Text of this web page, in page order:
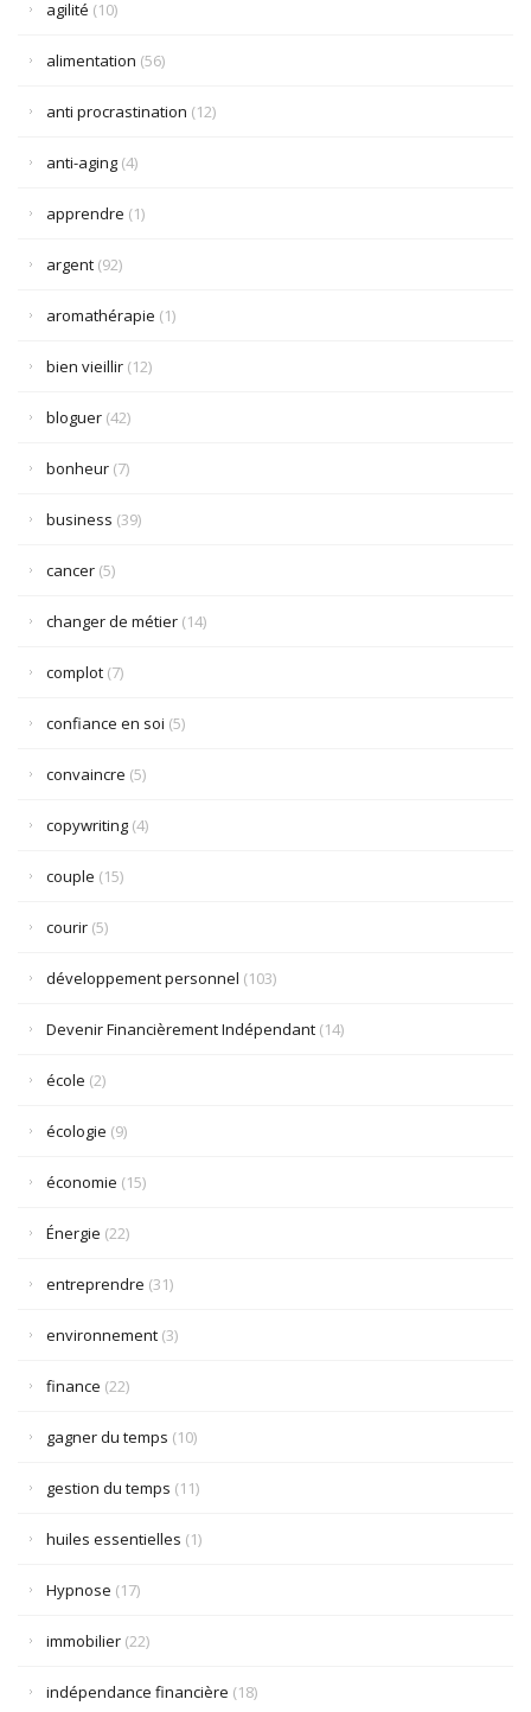
agilité (10)
alimentation (56)
anti procrastination (12)
anti-aging (4)
apprendre (1)
argent (92)
aromathérapie (1)
bien vieillir (12)
bloguer (42)
bonheur (7)
business (39)
cancer (5)
changer de métier (14)
complot (7)
confiance en soi (5)
convaincre (5)
copywriting (4)
couple (15)
courir (5)
développement personnel (103)
Devenir Financièrement Indépendant (14)
école (2)
écologie (9)
économie (15)
Énergie (22)
entreprendre (31)
environnement (3)
finance (22)
gagner du temps (10)
gestion du temps (11)
huiles essentielles (1)
Hypnose (17)
immobilier (22)
indépendance financière (18)